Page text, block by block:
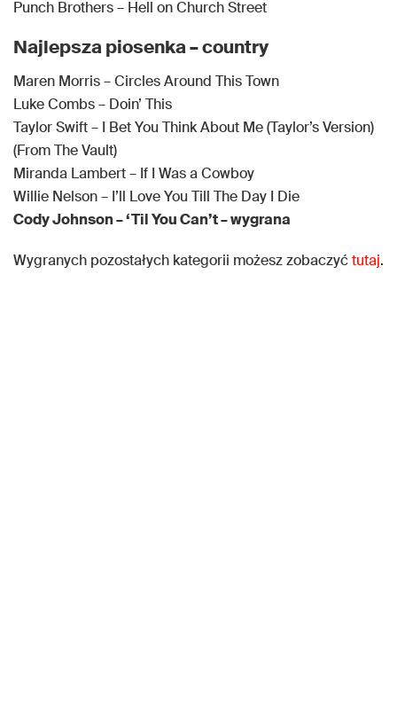
Punch Brothers – Hell on Church Street
Najlepsza piosenka – country
Maren Morris – Circles Around This Town
Luke Combs – Doin’ This
Taylor Swift – I Bet You Think About Me (Taylor’s Version)
(From The Vault)
Miranda Lambert – If I Was a Cowboy
Willie Nelson – I’ll Love You Till The Day I Die
Cody Johnson – ‘Til You Can’t – wygrana
Wygranych pozostałych kategorii możesz zobaczyćtutaj.